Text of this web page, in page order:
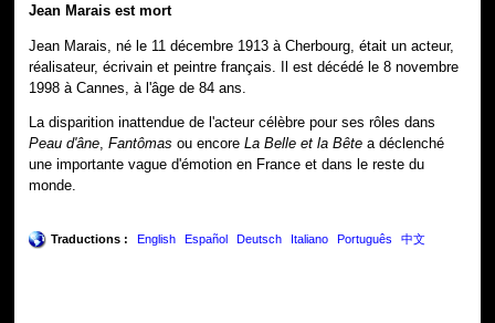
Jean Marais est mort
Jean Marais, né le 11 décembre 1913 à Cherbourg, était un acteur,
réalisateur, écrivain et peintre français. Il est décédé le 8 novembre
1998 à Cannes, à l'âge de 84 ans.
La disparition inattendue de l'acteur célèbre pour ses rôles dans
Peau d'âne,Fantômas ou encoreLa Belle et la Bête a déclenché
une importante vague d'émotion en France et dans le reste du
monde.
Traductions : English Español Deutsch Italiano Português 中文